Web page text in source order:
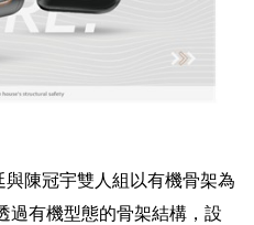
陳冠宇雙人組以有機骨架為
過有機型態的骨架結構，設